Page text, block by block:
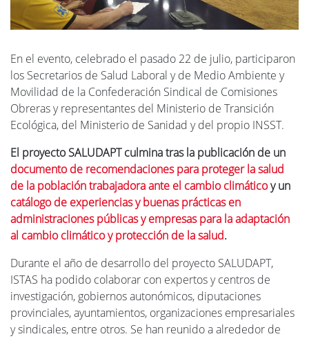
En el evento, celebrado el pasado 22 de julio, participaron
los Secretarios de Salud Laboral y de Medio Ambiente y
Movilidad de la Confederación Sindical de Comisiones
Obreras y representantes del Ministerio de Transición
Ecológica, del Ministerio de Sanidad y del propio INSST.
El proyecto SALUDAPT culmina tras la publicación de un
documento de recomendaciones para proteger la salud
de la población trabajadora ante el cambio climáticoy un
catálogo de experiencias y buenas prácticas en
administraciones públicas y empresas para la adaptación
al cambio climático y protección de la salud.
Durante el año de desarrollo del proyecto SALUDAPT,
ISTAS ha podido colaborar con expertos y centros de
investigación, gobiernos autonómicos, diputaciones
provinciales, ayuntamientos, organizaciones empresariales
y sindicales, entre otros. Se han reunido a alrededor de